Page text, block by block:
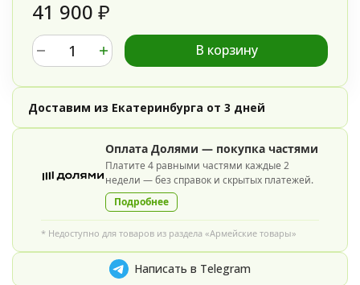
41 900 ₽
В корзину
Доставим из Екатеринбурга от 3 дней
Оплата Долями — покупка частями
Платите 4 равными частями каждые 2
недели — без справок и скрытых платежей.
Подробнее
* Недоступно для товаров из раздела «Армейские товары»
Написать в Telegram